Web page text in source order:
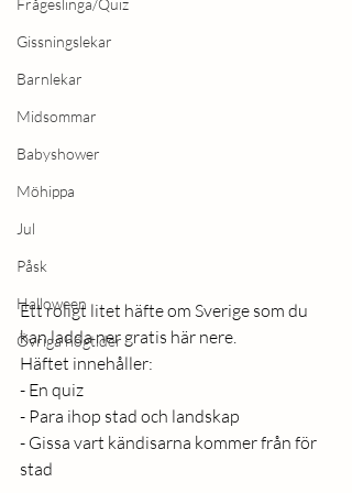
Frågeslinga/Quiz
Gissningslekar
Barnlekar
Midsommar
Babyshower
Möhippa
Jul
Påsk
Halloween
Övriga högtider
Ett roligt litet häfte om Sverige som du
kan ladda ner gratis här nere.
Häftet innehåller:
- En quiz
- Para ihop stad och landskap
- Gissa vart kändisarna kommer från för
stad